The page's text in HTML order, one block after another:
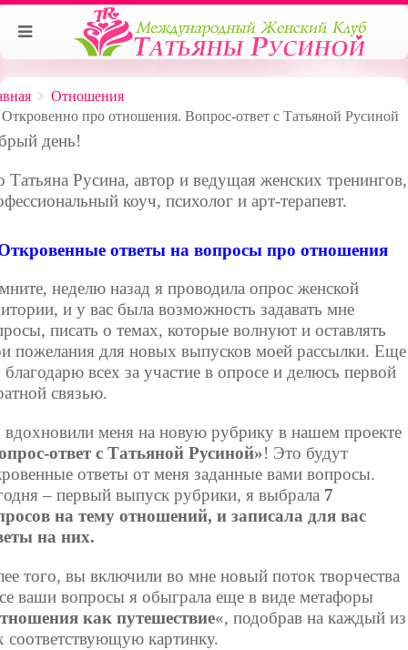
Отношения
Откровенно про отношения. Вопрос-ответ с Татьяной Русиной
день!
Татьяна Русина, автор и ведущая женских тренингов,
коуч, психолог и арт-терапевт.
ответы на вопросы про отношения
неделю назад я проводила опрос женской
и у вас была возможность задавать мне
писать о темах, которые волнуют и оставлять
пожелания для новых выпусков моей рассылки. Еще
благодарю всех за участие в опросе и делюсь первой
связью.
меня на новую рубрику в нашем проекте
ответ с Татьяной Русиной»! Это будут
ответы от меня заданные вами вопросы.
– первый выпуск рубрики, я выбрала 7
на тему отношений, и записала для вас
на них.
того, вы включили во мне новый поток творчества
ваши вопросы я обыграла еще в виде метафоры
как путешествие«, подобрав на каждый из
соответствующую картинку.